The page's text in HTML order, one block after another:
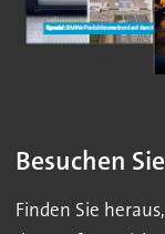
Besuchen
Finden Sie